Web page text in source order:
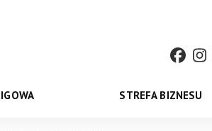
STREFA BIZNESU